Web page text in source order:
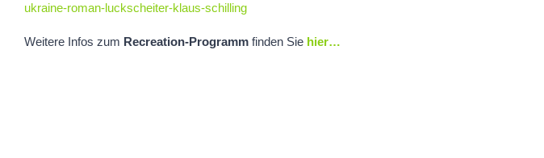
ukraine-roman-luckscheiter-klaus-schilling
Weitere Infos zum Recreation-Programm finden Sie hier…